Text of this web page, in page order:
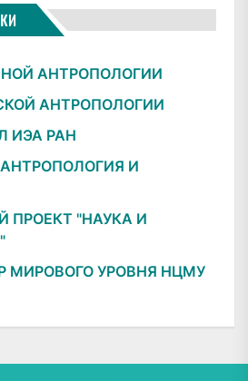
АНТРОПОЛОГИИ
АНТРОПОЛОГИИ
ИЭА РАН
И
ПРОЕКТ "НАУКА И
МИРОВОГО УРОВНЯ НЦМУ